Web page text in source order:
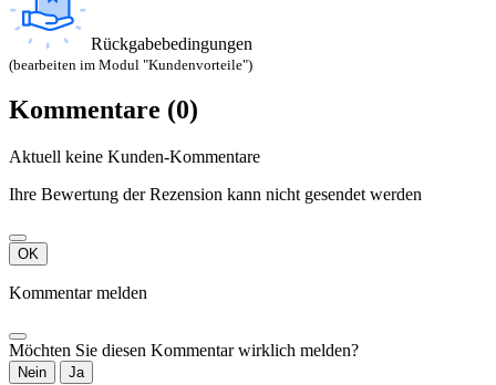
Rückgabebedingungen
(bearbeiten im Modul "Kundenvorteile")
Kommentare (0)
Aktuell keine Kunden-Kommentare
Ihre Bewertung der Rezension kann nicht gesendet werden
OK
Kommentar melden
Möchten Sie diesen Kommentar wirklich melden?
Nein Ja